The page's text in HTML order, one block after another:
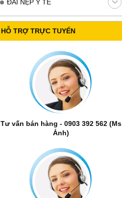
ĐAI NẸP Y TẾ
HỖ TRỢ TRỰC TUYẾN
Tư vấn bán hàng - 0903 392 562 (Ms
Ảnh)